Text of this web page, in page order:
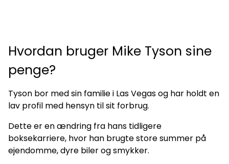
Hvordan bruger Mike Tyson sine
penge?
Tyson bor med sin familie i Las Vegas og har holdt en
lav profil med hensyn til sit forbrug.
Dette er en ændring fra hans tidligere
boksekarriere, hvor han brugte store summer på
ejendomme, dyre biler og smykker.